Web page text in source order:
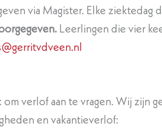
via Magister. Elke ziektedag
Leerlingen die vier
verlof aan te vragen. Wij zijn
en vakantieverlof: